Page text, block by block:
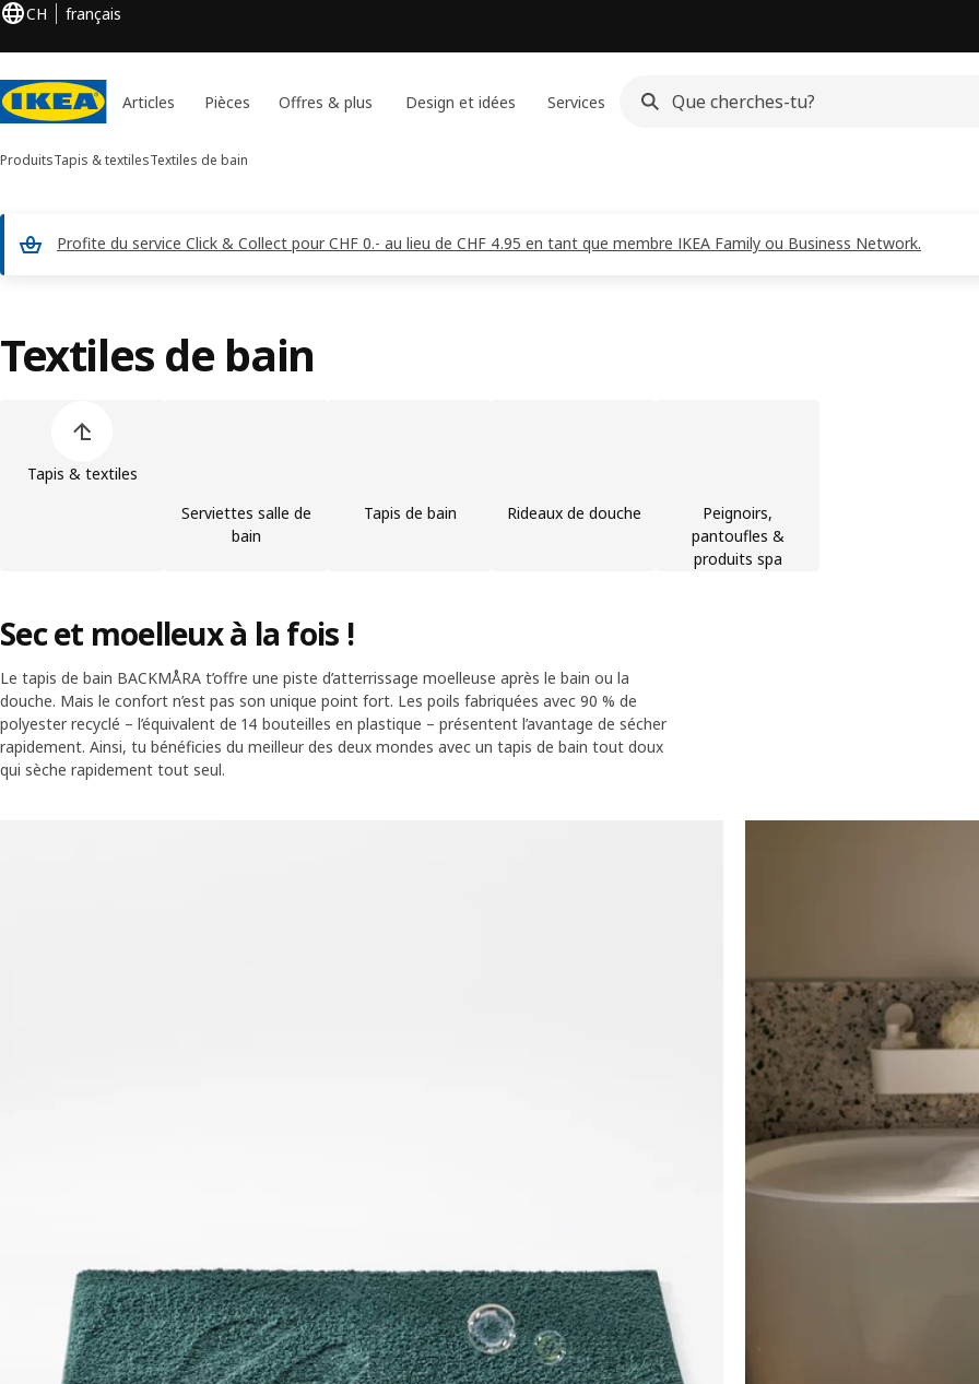
CH français
Articles Pièces Offres & plus Design et idées Services
ProduitsTapis & textilesTextiles de bain
Profite du service Click & Collect pour CHF 0.- au lieu de CHF 4.95 en tant que membre IKEA Family ou Business Network.
Textiles de bain
Tapis & textiles
Serviettes salle de
bain
Tapis de bain Rideaux de douche
Peignoirs,
pantoufles &
produits spa
Sec et moelleux à la fois !
Le tapis de bain BACKMÅRA t’offre une piste d’atterrissage moelleuse après le bain ou la
douche. Mais le confort n’est pas son unique point fort. Les poils fabriquées avec 90 % de
polyester recyclé – l’équivalent de 14 bouteilles en plastique – présentent l’avantage de sécher
rapidement. Ainsi, tu bénéficies du meilleur des deux mondes avec un tapis de bain tout doux
qui sèche rapidement tout seul.